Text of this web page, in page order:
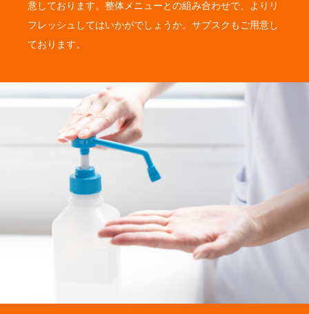
意しております。整体メニューとの組み合わせで、よりリ
フレッシュしてはいかがでしょうか。サブスクもご用意し
ております。